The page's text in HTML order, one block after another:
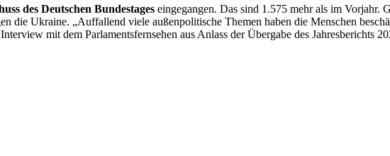
des Deutschen Bundestages eingegangen. Das sind 1.575 mehr als im Vorjahr.
die Ukraine. „Auffallend viele außenpolitische Themen haben die Menschen
Interview mit dem Parlamentsfernsehen aus Anlass der Übergabe des Jahresberichts